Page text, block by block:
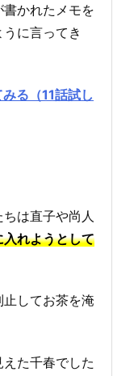
かれたメモを
に言ってき
る（11話試し
は直子や尚人
れようとして
してお茶を淹
た千春でした